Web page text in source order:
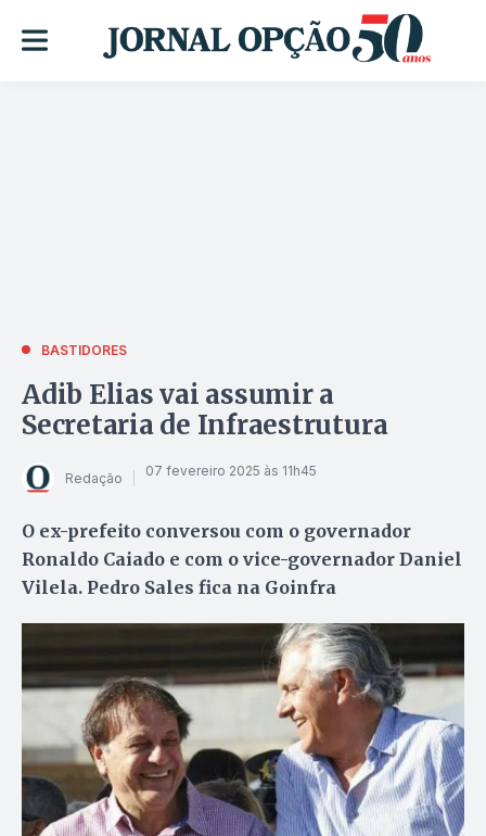
BASTIDORES
Adib Elias vai assumir a
Secretaria de Infraestrutura
Redação 07 fevereiro 2025 às 11h45
O ex-prefeito conversou com o governador
Ronaldo Caiado e com o vice-governador Daniel
Vilela. Pedro Sales fica na Goinfra